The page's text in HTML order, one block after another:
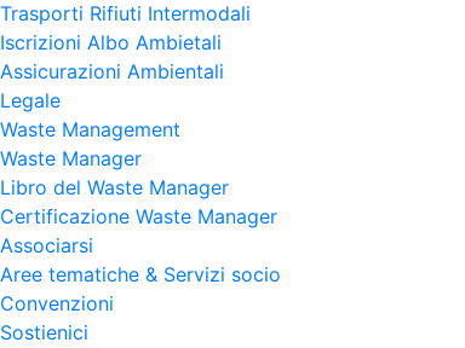
Trasporti Rifiuti Intermodali
Iscrizioni Albo Ambietali
Assicurazioni Ambientali
Legale
Waste Management
Waste Manager
Libro del Waste Manager
Certificazione Waste Manager
Associarsi
Aree tematiche & Servizi socio
Convenzioni
Sostienici